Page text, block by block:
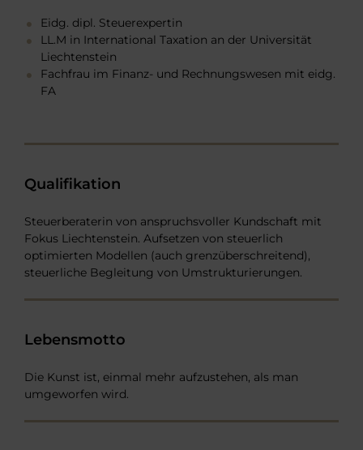
Eidg. dipl. Steuerexpertin
LL.M in International Taxation an der Universität
Liechtenstein
Fachfrau im Finanz- und Rechnungswesen mit eidg.
FA
Qualifikation
Steuerberaterin von anspruchsvoller Kundschaft mit
Fokus Liechtenstein. Aufsetzen von steuerlich
optimierten Modellen (auch grenzüberschreitend),
steuerliche Begleitung von Umstrukturierungen.
Lebensmotto
Die Kunst ist, einmal mehr aufzustehen, als man
umgeworfen wird.